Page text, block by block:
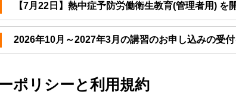
【7月22日】熱中症予防労働衛生教育(管理者用) を
2026年10月～2027年3月の講習のお申し込みの受付
ポリシーと利用規約